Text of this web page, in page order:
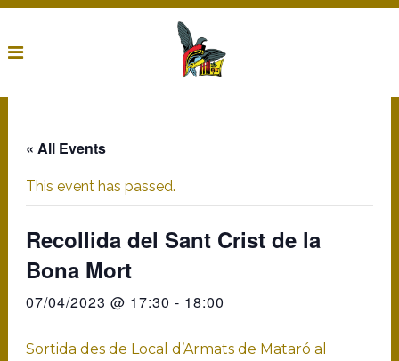
« All Events
This event has passed.
Recollida del Sant Crist de la
Bona Mort
07/04/2023 @ 17:30 - 18:00
Sortida des de Local d’Armats de Mataró al